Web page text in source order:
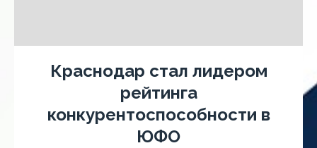
Краснодар стал лидером
рейтинга
конкурентоспособности в
ЮФО